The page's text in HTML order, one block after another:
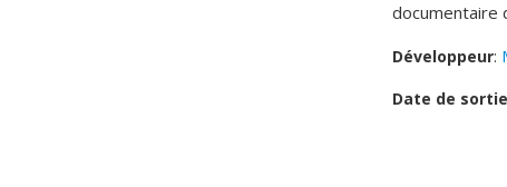
documentaire
Développeur:
Date de